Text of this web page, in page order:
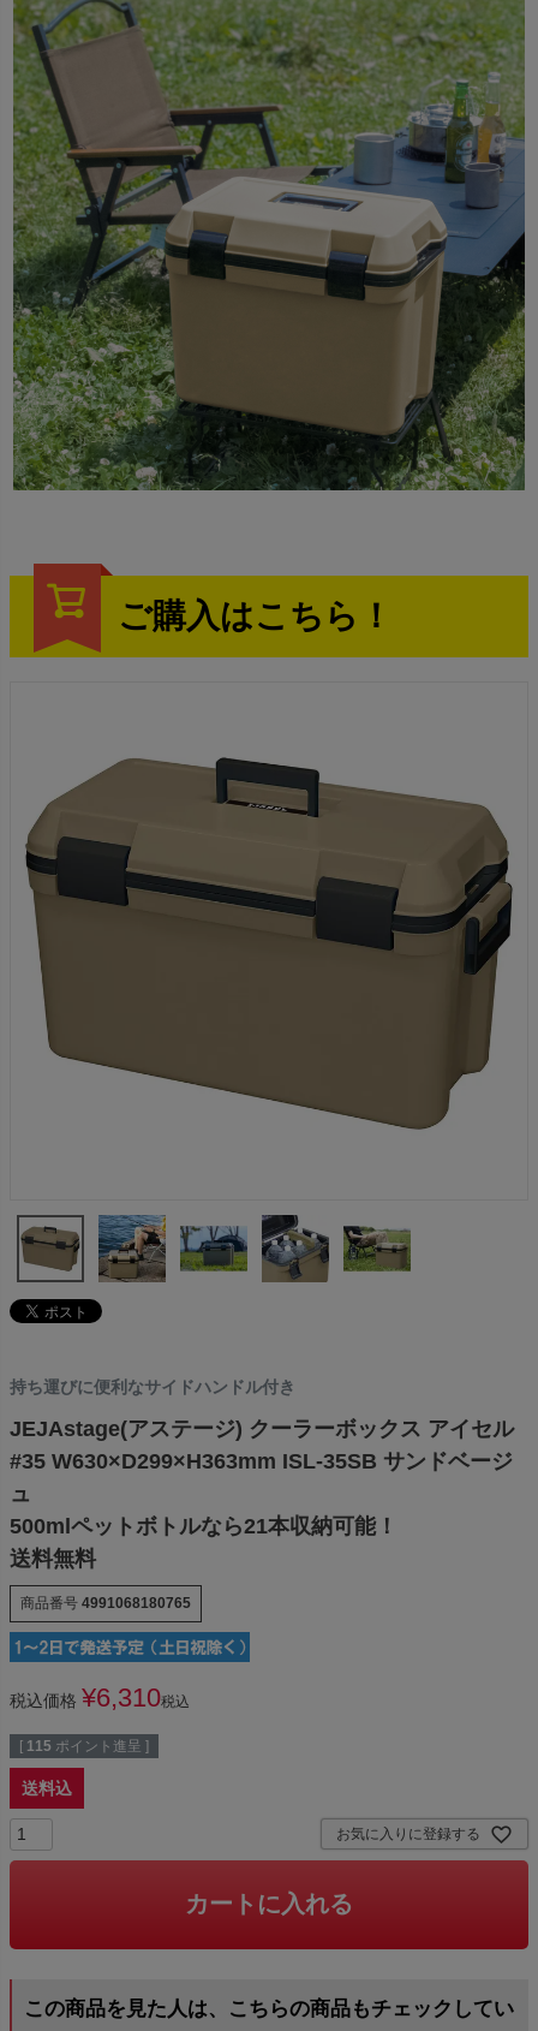
ご購入はこちら！
持ち運びに便利なサイドハンドル付き
JEJAstage(アステージ) クーラーボックス アイセル
#35 W630×D299×H363mm ISL-35SB サンドベージ
ュ
500mlペットボトルなら21本収納可能！
送料無料
商品番号 4991068180765
税込価格 ¥6,310税込
[ 115 ポイント進呈 ]
送料込
お気に入りに登録する
カートに入れる
この商品を見た人は、こちらの商品もチェックしてい